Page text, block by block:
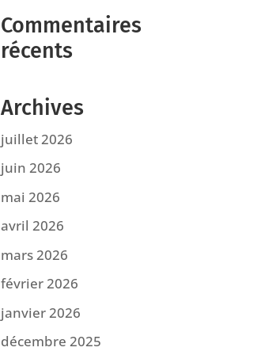
Commentaires
récents
Archives
juillet 2026
juin 2026
mai 2026
avril 2026
mars 2026
février 2026
janvier 2026
décembre 2025